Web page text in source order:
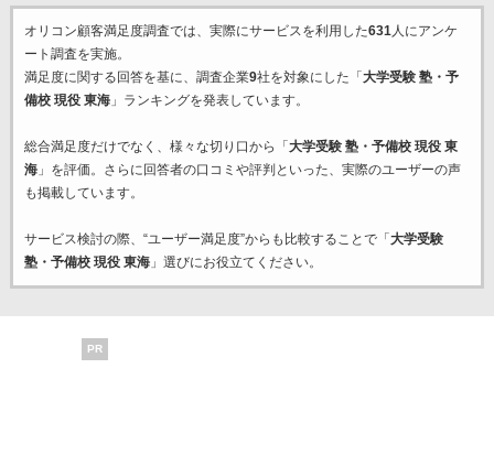
オリコン顧客満足度調査では、実際にサービスを利用した631人にアンケ
ート調査を実施。
満足度に関する回答を基に、調査企業9社を対象にした「 大学受験 塾・予
備校 現役 東海」ランキングを発表しています。
総合満足度だけでなく、様々な切り口から「 大学受験 塾・予備校 現役 東
海」を評価。さらに回答者の口コミや評判といった、実際のユーザーの声
も掲載しています。
サービス検討の際、“ユーザー満足度”からも比較することで「 大学受験
塾・予備校 現役 東海」選びにお役立てください。
PR